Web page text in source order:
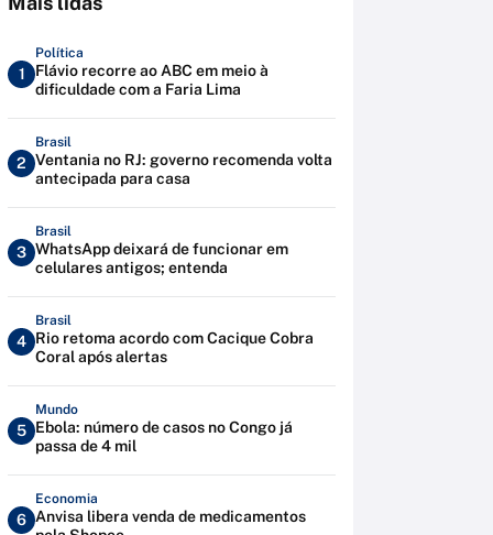
1
Política
Flávio recorre ao ABC em meio à
dificuldade com a Faria Lima
2
Brasil
Ventania no RJ: governo recomenda volta
antecipada para casa
3
Brasil
WhatsApp deixará de funcionar em
celulares antigos; entenda
4
Brasil
Rio retoma acordo com Cacique Cobra
Coral após alertas
5
Mundo
Ebola: número de casos no Congo já
passa de 4 mil
6
Economia
Anvisa libera venda de medicamentos